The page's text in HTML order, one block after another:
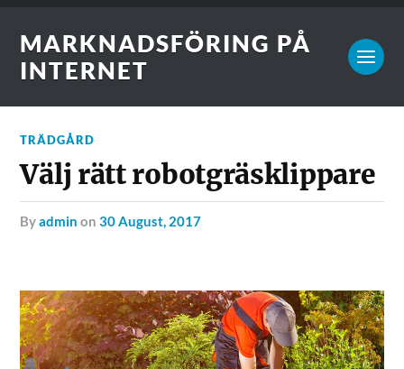
MARKNADSFÖRING PÅ
INTERNET
TRÄDGÅRD
Välj rätt robotgräsklippare
byadmin on30 August, 2017